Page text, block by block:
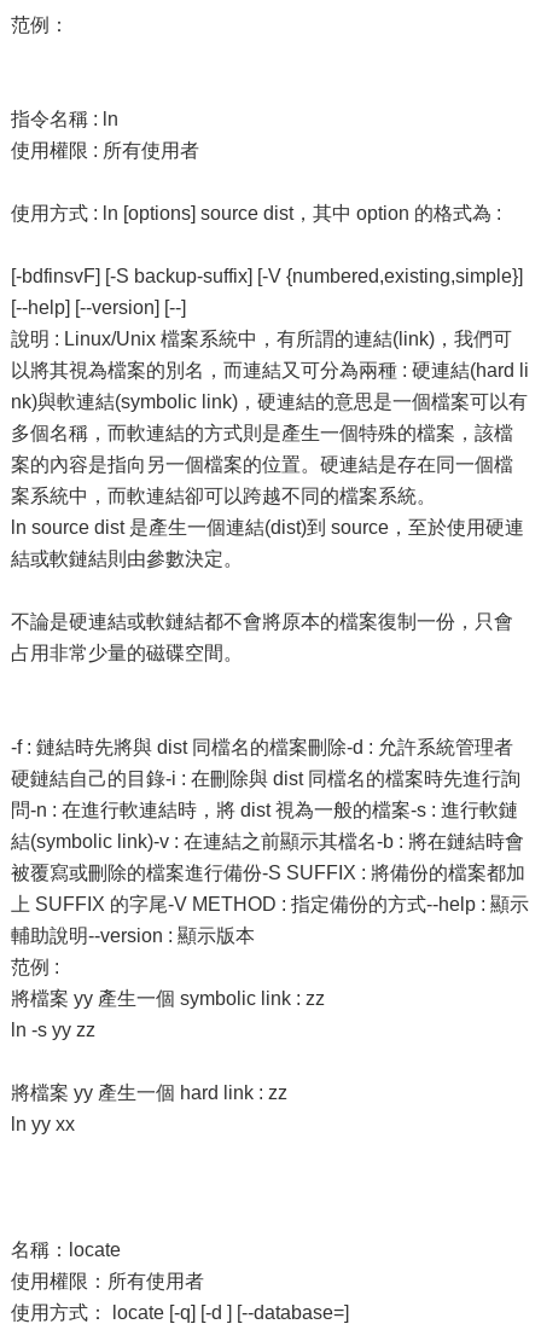
范例：
指令名稱 : ln
使用權限 : 所有使用者
使用方式 : ln [options] source dist，其中 option 的格式為 :
[-bdfinsvF] [-S backup-suffix] [-V {numbered,existing,simple}]
[--help] [--version] [--]
說明 : Linux/Unix 檔案系統中，有所謂的連結(link)，我們可
以將其視為檔案的別名，而連結又可分為兩種 : 硬連結(hard li
nk)與軟連結(symbolic link)，硬連結的意思是一個檔案可以有
多個名稱，而軟連結的方式則是產生一個特殊的檔案，該檔
案的內容是指向另一個檔案的位置。硬連結是存在同一個檔
案系統中，而軟連結卻可以跨越不同的檔案系統。
ln source dist 是產生一個連結(dist)到 source，至於使用硬連
結或軟鏈結則由參數決定。
不論是硬連結或軟鏈結都不會將原本的檔案復制一份，只會
占用非常少量的磁碟空間。
-f : 鏈結時先將與 dist 同檔名的檔案刪除-d : 允許系統管理者
硬鏈結自己的目錄-i : 在刪除與 dist 同檔名的檔案時先進行詢
問-n : 在進行軟連結時，將 dist 視為一般的檔案-s : 進行軟鏈
結(symbolic link)-v : 在連結之前顯示其檔名-b : 將在鏈結時會
被覆寫或刪除的檔案進行備份-S SUFFIX : 將備份的檔案都加
上 SUFFIX 的字尾-V METHOD : 指定備份的方式--help : 顯示
輔助說明--version : 顯示版本
范例 :
將檔案 yy 產生一個 symbolic link : zz
ln -s yy zz
將檔案 yy 產生一個 hard link : zz
ln yy xx
名稱：locate
使用權限：所有使用者
使用方式： locate [-q] [-d ] [--database=]